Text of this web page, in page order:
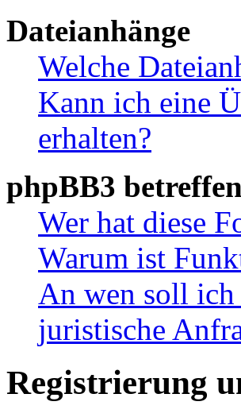
Dateianhänge
Welche
Kann ich eine
erhalten?
phpBB3
Wer hat diese
Warum ist
An wen soll ich
juristische
Registrierung